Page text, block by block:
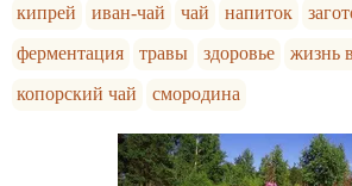
кипрей иван-чай чай напиток
ферментация
травы здоровье
жизнь
копорский чай
смородина